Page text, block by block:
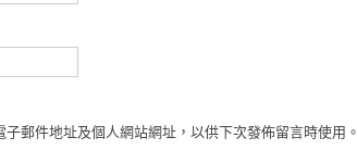
郵件地址及個人網站網址，以供下次發佈留言時使用。